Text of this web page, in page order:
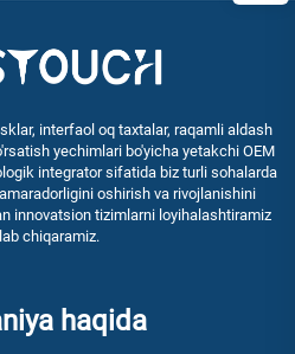
interfaol oq taxtalar, raqamli aldash
yechimlari bo'yicha yetakchi OEM
integrator sifatida biz turli sohalarda
oshirish va rivojlanishini
innovatsion tizimlarni loyihalashtiramiz
chiqaramiz.
haqida